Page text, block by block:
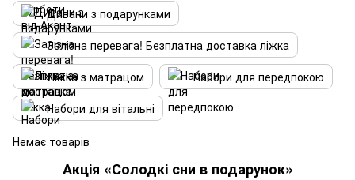
Дивани з подарунками
Залізна перевага! Безплатна доставка ліжка
Ліжка з матрацом
Набори для передпокою
Набори для вітальні
Немає товарів
Акція «Солодкі сни в подарунок»